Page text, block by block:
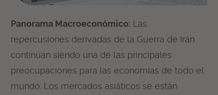
Panorama Macroeconómico: Las
repercusiones derivadas de la Guerra de Irán
continúan siendo una de las principales
preocupaciones para las economías de todo el
mundo. Los mercados asiáticos se están